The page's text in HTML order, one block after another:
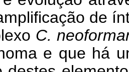
de
C.
e que há